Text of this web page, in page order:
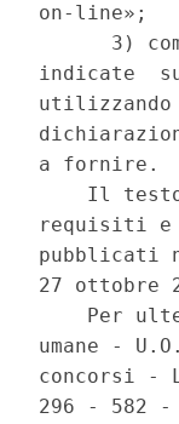
on-line»;
3)
indicate
a fornire.
Il
requisiti e
pubblicati
27 ottobre
Per
umane -
concorsi -
296 - 582